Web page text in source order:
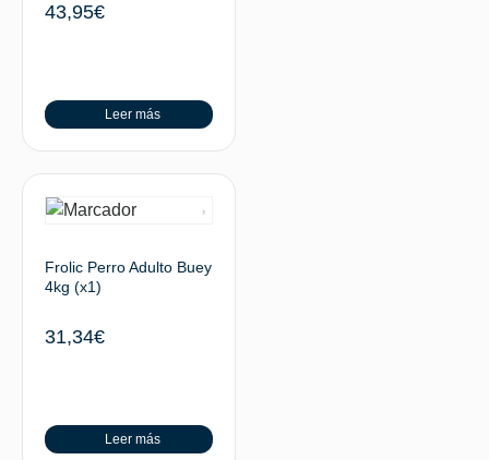
43,95€
Leer más
Frolic Perro Adulto Buey
4kg (x1)
31,34€
Leer más